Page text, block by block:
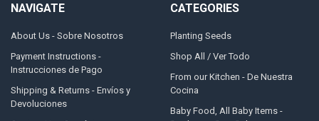
NAVIGATE
About Us - Sobre Nosotros
Payment Instructions -
Instrucciones de Pago
Shipping & Returns - Envíos y
Devoluciones
CATEGORIES
Planting Seeds
Shop All / Ver Todo
From our Kitchen - De Nuestra
Cocina
Baby Food, All Baby Items -